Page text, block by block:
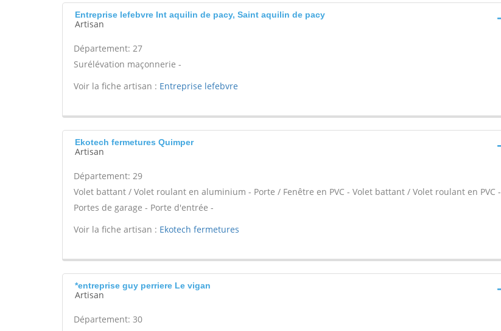
Entreprise lefebvre Int aquilin de pacy, Saint aquilin de pacy
Artisan
Département: 27
Surélévation maçonnerie -
Voir la fiche artisan : Entreprise lefebvre
Ekotech fermetures Quimper
Artisan
Département: 29
Volet battant / Volet roulant en aluminium - Porte / Fenêtre en PVC - Volet battant / Volet roulant en PVC -
Portes de garage - Porte d'entrée -
Voir la fiche artisan : Ekotech fermetures
*entreprise guy perriere Le vigan
Artisan
Département: 30